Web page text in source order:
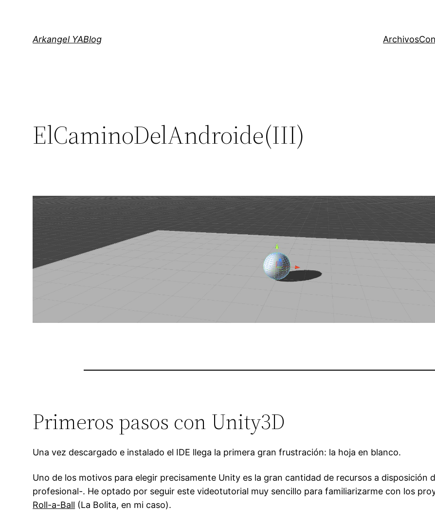
Arkangel YABlog Archivos
ElCaminoDelAndroide(III)
Primeros pasos con Unity3D
Una vez descargado e instalado el IDE llega la primera gran frustración: la hoja en blanco.
Uno de los motivos para elegir precisamente Unity es la gran cantidad de recursos a disposición
profesional-. He optado por seguir este videotutorial muy sencillo para familiarizarme con los
Roll-a-Ball (La Bolita, en mi caso).